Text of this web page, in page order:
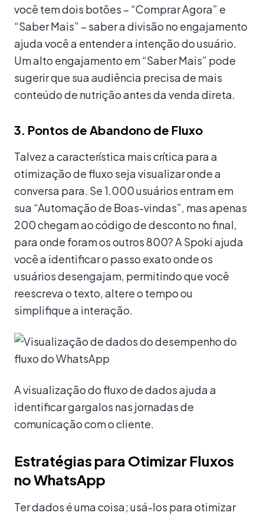
você tem dois botões – “Comprar Agora” e
“Saber Mais” – saber a divisão no engajamento
ajuda você a entender a intenção do usuário.
Um alto engajamento em “Saber Mais” pode
sugerir que sua audiência precisa de mais
conteúdo de nutrição antes da venda direta.
3. Pontos de Abandono de Fluxo
Talvez a característica mais crítica para a
otimização de fluxo seja visualizar onde a
conversa para. Se 1.000 usuários entram em
sua “Automação de Boas-vindas”, mas apenas
200 chegam ao código de desconto no final,
para onde foram os outros 800? A Spoki ajuda
você a identificar o passo exato onde os
usuários desengajam, permitindo que você
reescreva o texto, altere o tempo ou
simplifique a interação.
A visualização do fluxo de dados ajuda a
identificar gargalos nas jornadas de
comunicação com o cliente.
Estratégias para Otimizar Fluxos
no WhatsApp
Ter dados é uma coisa; usá-los para otimizar